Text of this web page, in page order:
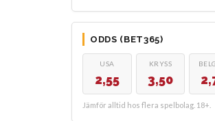
ODDS (BET365)
USA
2,55
KRYSS
3,50
Jämför alltid hos flera spelbolag. 18+.